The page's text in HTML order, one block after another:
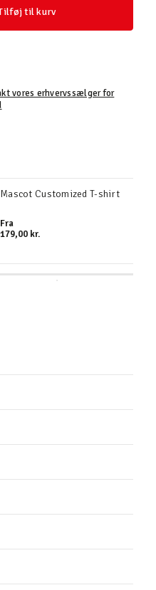
til kurv
vores erhvervssælger for
Mascot Customized T-shirt
Fra
179,00 kr.